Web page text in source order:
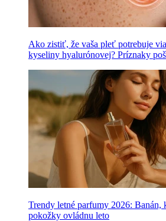
Ako zistiť, že vaša pleť potrebuje
kyseliny hyalurónovej? Príznaky
Trendy letné parfumy 2026: Banán,
pokožky ovládnu leto